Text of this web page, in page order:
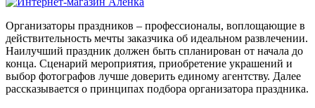
Организаторы праздников – профессионалы, воплощающие в
действительность мечты заказчика об идеальном развлечении.
Наилучший праздник должен быть спланирован от начала до
конца. Сценарий мероприятия, приобретение украшений и
выбор фотографов лучше доверить единому агентству. Далее
рассказывается о принципах подбора организатора праздника.